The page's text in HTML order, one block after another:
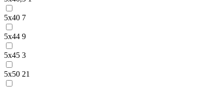
5х40 7
5х44 9
5х45 3
5х50 21